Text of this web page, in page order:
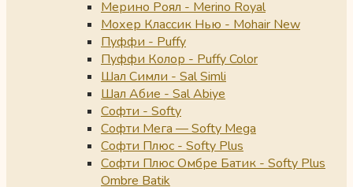
Мерино Роял - Merino Royal
Мохер Классик Нью - Mohair New
Пуффи - Puffy
Пуффи Колор - Puffy Color
Шал Симли - Sal Simli
Шал Абие - Sal Abiye
Софти - Softy
Софти Мега — Softy Mega
Софти Плюс - Softy Plus
Софти Плюс Омбре Батик - Softy Plus
Ombre Batik